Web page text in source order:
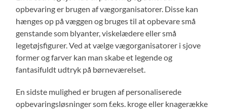
opbevaring er brugen af vægorganisatorer. Disse kan
hænges op på væggen og bruges til at opbevare små
genstande som blyanter, viskelædere eller små
legetøjsfigurer. Ved at vælge vægorganisatorer i sjove
former og farver kan man skabe et legende og
fantasifuldt udtryk på børneværelset.
En sidste mulighed er brugen af personaliserede
opbevaringsløsninger som f.eks. kroge eller knagerække